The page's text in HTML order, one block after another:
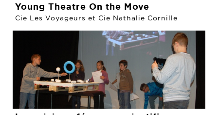
Cie Les Voyageurs et Cie Nathalie Cornille
Les mini-conférences scientifiques
Cie Les Voyageurs et l'Inspection académique